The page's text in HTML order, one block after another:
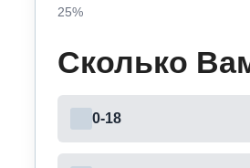
25%
Сколько
0-18